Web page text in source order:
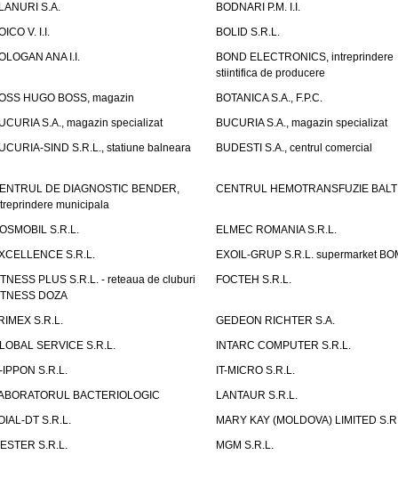
S.A.
BODNARI P.M. I.I.
V. I.I.
BOLID S.R.L.
ANA I.I.
BOND ELECTRONICS, intreprindere
stiintifica de producere
HUGO BOSS, magazin
BOTANICA S.A., F.P.C.
S.A., magazin specializat
BUCURIA S.A., magazin specializat
SIND S.R.L., statiune balneara
BUDESTI S.A., centrul comercial
DE DIAGNOSTIC BENDER,
municipala
CENTRUL HEMOTRANSFUZIE
S.R.L.
ELMEC ROMANIA S.R.L.
S.R.L.
EXOIL-GRUP S.R.L. supermarket
PLUS S.R.L. - reteaua de cluburi
DOZA
FOCTEH S.R.L.
S.R.L.
GEDEON RICHTER S.A.
SERVICE S.R.L.
INTARC COMPUTER S.R.L.
IPPON S.R.L.
IT-MICRO S.R.L.
BACTERIOLOGIC
LANTAUR S.R.L.
DT S.R.L.
MARY KAY (MOLDOVA) LIMITED
S.R.L.
MGM S.R.L.